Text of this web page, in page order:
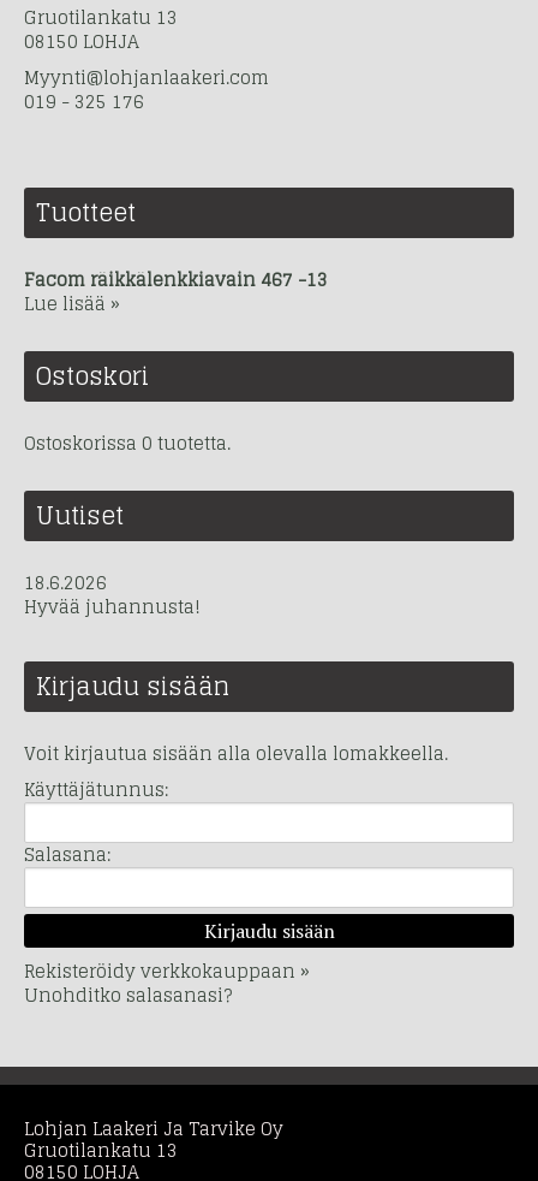
Gruotilankatu 13
08150 LOHJA
Myynti@lohjanlaakeri.com
019 - 325 176
Tuotteet
Facom räikkälenkkiavain 467 -13
Lue lisää »
Ostoskori
Ostoskorissa 0 tuotetta.
Uutiset
18.6.2026
Hyvää juhannusta!
Kirjaudu sisään
Voit kirjautua sisään alla olevalla lomakkeella.
Käyttäjätunnus:
Salasana:
Rekisteröidy verkkokauppaan »
Unohditko salasanasi?
Lohjan Laakeri Ja Tarvike Oy
Gruotilankatu 13
08150 LOHJA